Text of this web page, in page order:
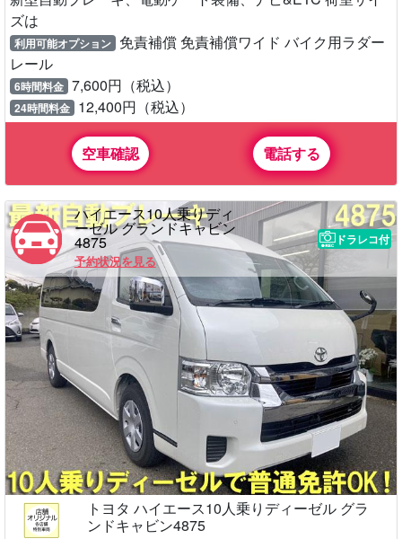
ズは
利用可能オプション 免責補償 免責補償ワイド バイク用ラダー
レール
6時間料金 7,600円（税込）
24時間料金 12,400円（税込）
空車確認 電話する
ハイエース10人乗りディ
ーゼル グランドキャビン
4875
予約状況を見る
ドラレコ付
トヨタ ハイエース10人乗りディーゼル グラ
ンドキャビン4875